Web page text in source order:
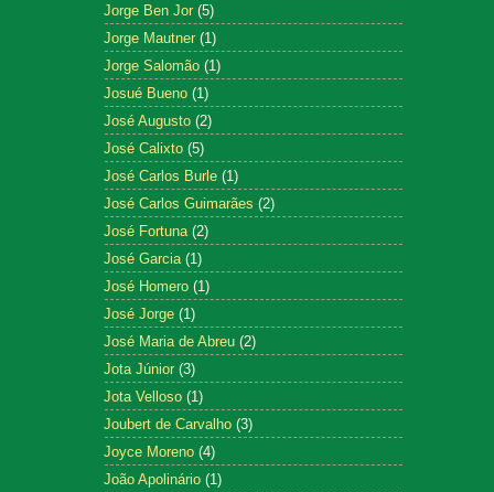
Jorge Ben Jor (5)
Jorge Mautner (1)
Jorge Salomão (1)
Josué Bueno (1)
José Augusto (2)
José Calixto (5)
José Carlos Burle (1)
José Carlos Guimarães (2)
José Fortuna (2)
José Garcia (1)
José Homero (1)
José Jorge (1)
José Maria de Abreu (2)
Jota Júnior (3)
Jota Velloso (1)
Joubert de Carvalho (3)
Joyce Moreno (4)
João Apolinário (1)